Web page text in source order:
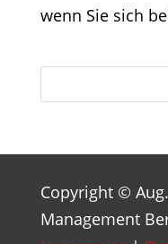
wenn Sie sich
Copyright ©
Management